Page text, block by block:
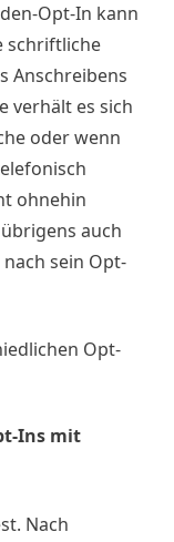
Opt-In kann
schriftliche
Anschreibens
verhält es sich
oder wenn
ohnehin
auch
sein Opt-
Opt-
Ins mit
Nach